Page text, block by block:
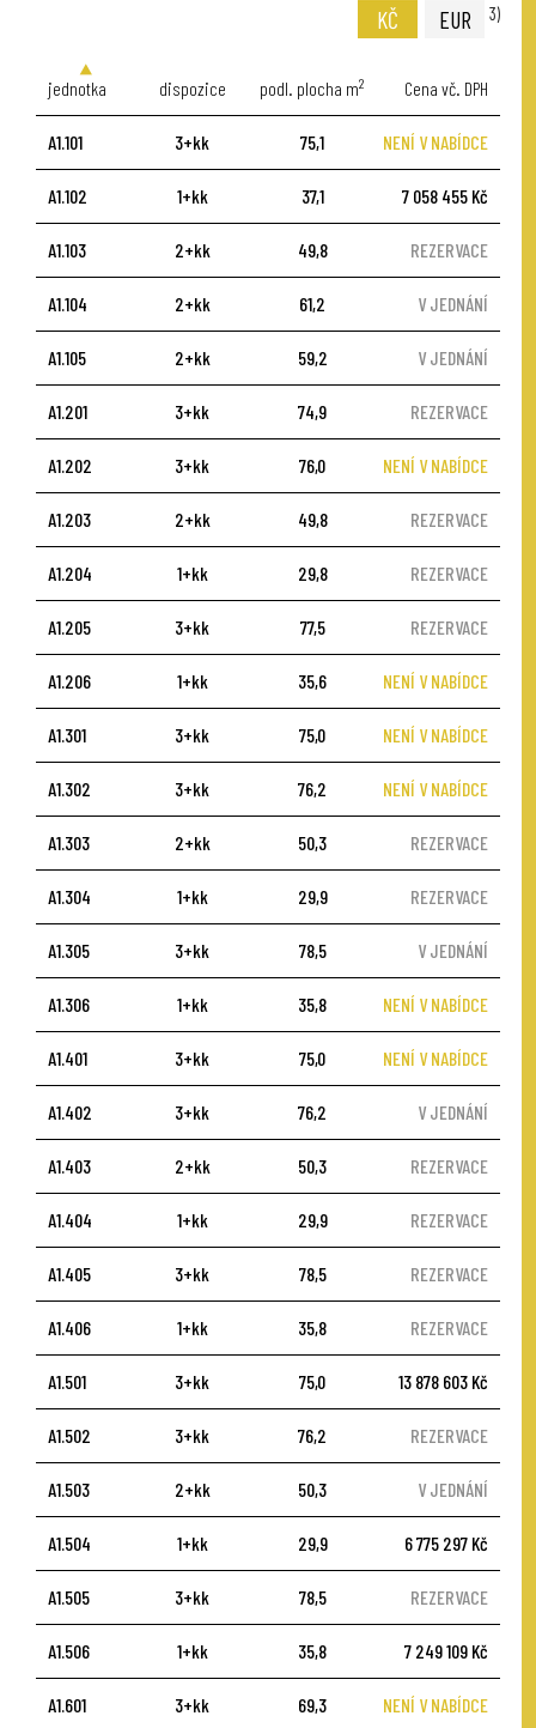
KČ EUR 3)
jednotka dispozice podl. plocha m2 Cena vč. DPH
A1.101 3+kk 75,1 NENÍ V NABÍDCE
A1.102 1+kk 37,1 7 058 455 Kč
A1.103 2+kk 49,8 REZERVACE
A1.104 2+kk 61,2 V JEDNÁNÍ
A1.105 2+kk 59,2 V JEDNÁNÍ
A1.201 3+kk 74,9 REZERVACE
A1.202 3+kk 76,0 NENÍ V NABÍDCE
A1.203 2+kk 49,8 REZERVACE
A1.204 1+kk 29,8 REZERVACE
A1.205 3+kk 77,5 REZERVACE
A1.206 1+kk 35,6 NENÍ V NABÍDCE
A1.301 3+kk 75,0 NENÍ V NABÍDCE
A1.302 3+kk 76,2 NENÍ V NABÍDCE
A1.303 2+kk 50,3 REZERVACE
A1.304 1+kk 29,9 REZERVACE
A1.305 3+kk 78,5 V JEDNÁNÍ
A1.306 1+kk 35,8 NENÍ V NABÍDCE
A1.401 3+kk 75,0 NENÍ V NABÍDCE
A1.402 3+kk 76,2 V JEDNÁNÍ
A1.403 2+kk 50,3 REZERVACE
A1.404 1+kk 29,9 REZERVACE
A1.405 3+kk 78,5 REZERVACE
A1.406 1+kk 35,8 REZERVACE
A1.501 3+kk 75,0 13 878 603 Kč
A1.502 3+kk 76,2 REZERVACE
A1.503 2+kk 50,3 V JEDNÁNÍ
A1.504 1+kk 29,9 6 775 297 Kč
A1.505 3+kk 78,5 REZERVACE
A1.506 1+kk 35,8 7 249 109 Kč
A1.601 3+kk 69,3 NENÍ V NABÍDCE